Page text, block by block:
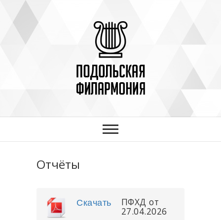
"Подольская
филармония"
Отчёты
Скачать ПФХД от
27.04.2026